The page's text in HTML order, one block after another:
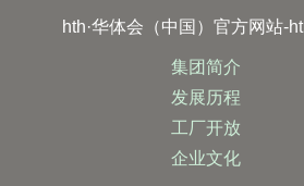
hth·华体会（中国）官方网站-
集团简介
发展历程
工厂开放
企业文化